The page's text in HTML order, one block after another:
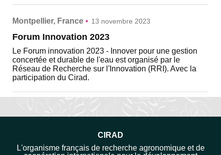
Montpellier, France • 13 novembre 2023
Forum Innovation 2023
Le Forum innovation 2023 - Innover pour une gestion
concertée et durable de l'eau est organisé par le
Réseau de Recherche sur l'Innovation (RRI). Avec la
participation du Cirad.
CIRAD
L'organisme français de recherche agronomique et de